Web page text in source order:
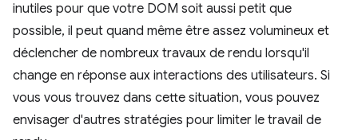
inutiles pour que votre DOM soit aussi petit que
possible, il peut quand même être assez volumineux et
déclencher de nombreux travaux de rendu lorsqu'il
change en réponse aux interactions des utilisateurs. Si
vous vous trouvez dans cette situation, vous pouvez
envisager d'autres stratégies pour limiter le travail de